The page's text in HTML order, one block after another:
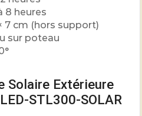
8 heures
7 cm (hors support)
sur poteau
Solaire Extérieure
STL300-SOLAR